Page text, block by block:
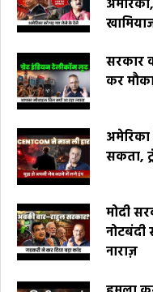
सरकार
कर
सकता,
मोदी
नोटबंदी
नाराज़